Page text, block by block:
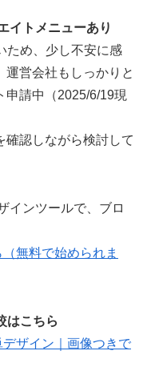
イトメニューあり
ため、少し不安に感
運営会社もしっかりと
申請中（2025/6/19現
確認しながら検討して
インツールで、ブロ
無料で始められま
はこちら
ザイン｜画像つきで